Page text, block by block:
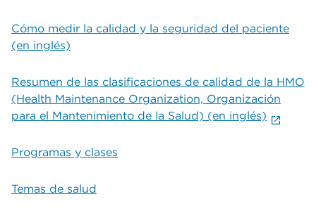
Cómo medir la calidad y la seguridad del paciente
(en inglés)
Resumen de las clasificaciones de calidad de la HMO
(Health Maintenance Organization, Organización
para el Mantenimiento de la Salud) (en inglés)
Programas y clases
Temas de salud